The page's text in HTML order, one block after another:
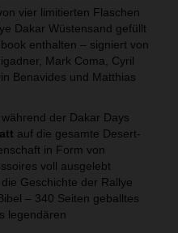
vier limitierten Flaschen
Dakar Wüstensand gefüllt
enthalten – signiert von
Mark Coma, Cyril
Benavides und Matthias
der Dakar Days
auf die gesamte Desert-
in Form von
voll ausgelebt
Geschichte der Rallye
– 340 Seiten geballtes
legendären